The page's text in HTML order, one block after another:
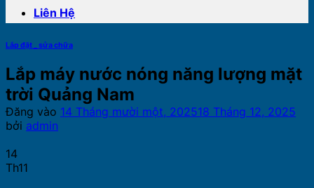
Liên Hệ
Lắp đặt _ sửa chữa
Lắp máy nước nóng năng lượng mặt
trời Quảng Nam
Đăng vào 14 Tháng mười một, 202518 Tháng 12, 2025
bởi admin
14
Th11